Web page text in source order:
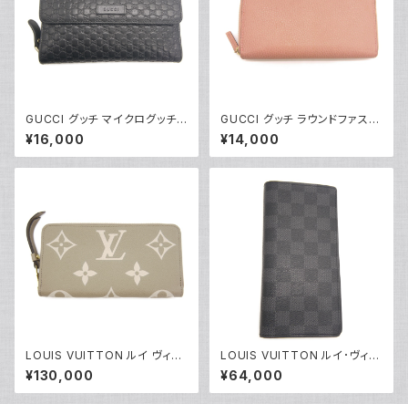
GUCCI グッチ マイクログッチシ
マレザー 3つ折 ラウンドファス
ナー 長財布 449364 4960
85 ブラック Y05068
¥16,000
GUCCI グッチ ラウンドファスナ
ー長財布 インターロッキングG
レザー ピンク 2711H 8402 Y0
4140
¥14,000
LOUIS VUITTON ルイ ヴィト
ン ジッピー・ウォレット モノグラ
ム アンプラント 長財布 トゥルト
レールクレーム M69794 Y04
¥130,000
LOUIS VUITTON ルイ･ヴィト
ン 長財布 ダミエ グラフィット ポ
ルトフォイユ・ブラザ N62665 Y
05199
¥64,000